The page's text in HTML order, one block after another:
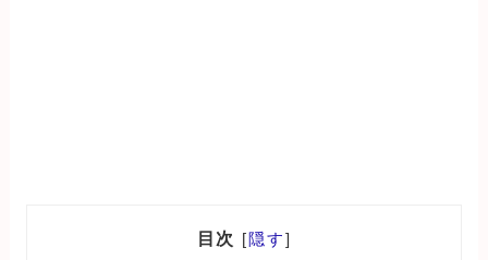
目次 [ 隠す]